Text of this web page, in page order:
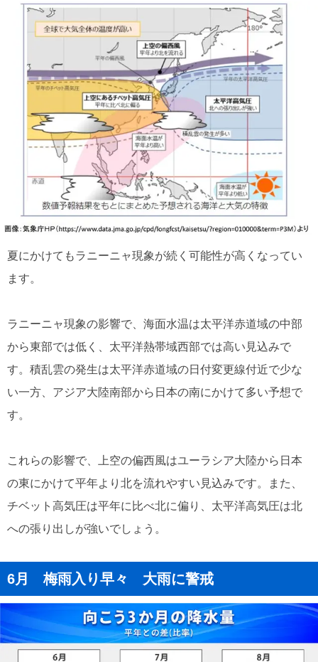
夏にかけてもラニーニャ現象が続く可能性が高くなってい
ます。
ラニーニャ現象の影響で、海面水温は太平洋赤道域の中部
から東部では低く、太平洋熱帯域西部では高い見込みで
す。積乱雲の発生は太平洋赤道域の日付変更線付近で少な
い一方、アジア大陸南部から日本の南にかけて多い予想で
す。
これらの影響で、上空の偏西風はユーラシア大陸から日本
の東にかけて平年より北を流れやすい見込みです。また、
チベット高気圧は平年に比べ北に偏り、太平洋高気圧は北
への張り出しが強いでしょう。
6月 梅雨入り早々 大雨に警戒